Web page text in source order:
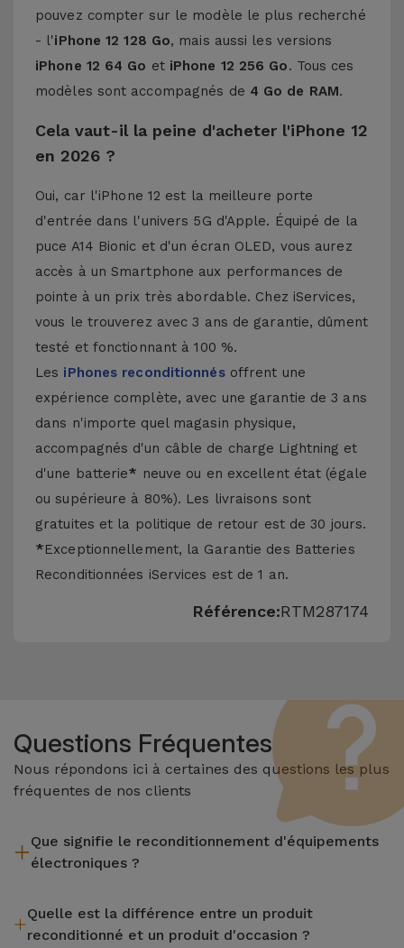
pouvez compter sur le modèle le plus recherché
- l'iPhone 12 128 Go, mais aussi les versions
iPhone 12 64 Go et iPhone 12 256 Go. Tous ces
modèles sont accompagnés de 4 Go de RAM.
Cela vaut-il la peine d'acheter l'iPhone 12
en 2026 ?
Oui, car l'iPhone 12 est la meilleure porte
d'entrée dans l'univers 5G d'Apple. Équipé de la
puce A14 Bionic et d'un écran OLED, vous aurez
accès à un Smartphone aux performances de
pointe à un prix très abordable. Chez iServices,
vous le trouverez avec 3 ans de garantie, dûment
testé et fonctionnant à 100 %.
Les iPhones reconditionnésoffrent une
expérience complète, avec une garantie de 3 ans
dans n'importe quel magasin physique,
accompagnés d'un câble de charge Lightning et
d'une batterie* neuve ou en excellent état (égale
ou supérieure à 80%). Les livraisons sont
gratuites et la politique de retour est de 30 jours.
*Exceptionnellement, la Garantie des Batteries
Reconditionnées iServices est de 1 an.
Référence:RTM287174
Questions Fréquentes
Nous répondons ici à certaines des questions les plus
fréquentes de nos clients
Que signifie le reconditionnement d'équipements
électroniques ?
l'inspection, le nettoyage, sans oublier la réparation de tout
composant défectueux. Il convient de rappeler que tous les
Quelle est la différence entre un produit
reconditionné et un produit d'occasion ?